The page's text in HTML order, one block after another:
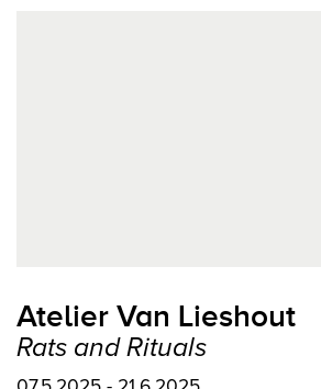
Atelier Van Lieshout
Rats and Rituals